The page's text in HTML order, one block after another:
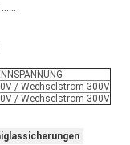
/ Wechselstrom 300V
/ Wechselstrom 300V